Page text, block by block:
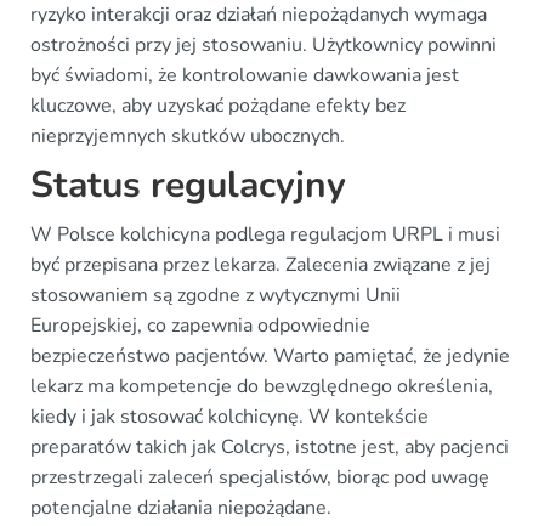
ryzyko interakcji oraz działań niepożądanych wymaga
ostrożności przy jej stosowaniu. Użytkownicy powinni
być świadomi, że kontrolowanie dawkowania jest
kluczowe, aby uzyskać pożądane efekty bez
nieprzyjemnych skutków ubocznych.
Status regulacyjny
W Polsce kolchicyna podlega regulacjom URPL i musi
być przepisana przez lekarza. Zalecenia związane z jej
stosowaniem są zgodne z wytycznymi Unii
Europejskiej, co zapewnia odpowiednie
bezpieczeństwo pacjentów. Warto pamiętać, że jedynie
lekarz ma kompetencje do bewzględnego określenia,
kiedy i jak stosować kolchicynę. W kontekście
preparatów takich jak Colcrys, istotne jest, aby pacjenci
przestrzegali zaleceń specjalistów, biorąc pod uwagę
potencjalne działania niepożądane.